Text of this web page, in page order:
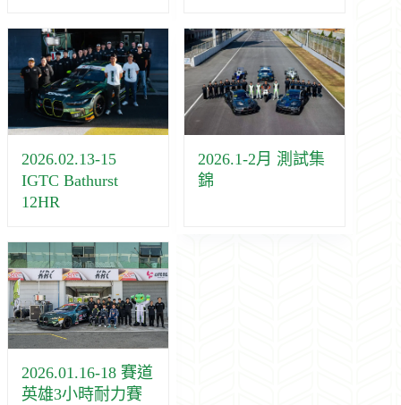
2026.02.13-15
IGTC Bathurst
12HR
2026.1-2月 測試集
錦
2026.01.16-18 賽道
英雄3小時耐力賽